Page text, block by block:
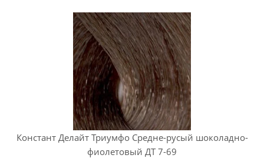
Констант Делайт Триумфо Средне-русый шоколадно-
фиолетовый ДТ 7-69